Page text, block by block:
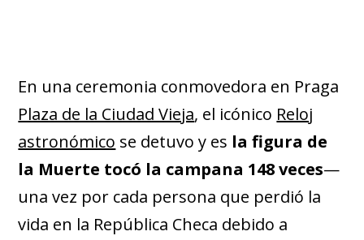
En una ceremonia conmovedora en Praga
Plaza de la Ciudad Vieja, el icónico Reloj
astronómico se detuvo y es la figura de
la Muerte tocó la campana 148 veces—
una vez por cada persona que perdió la
vida en la República Checa debido a